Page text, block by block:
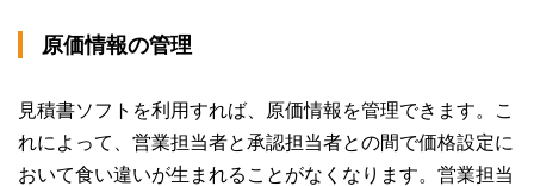
原価情報の管理
見積書ソフトを利用すれば、原価情報を管理できます。こ
れによって、営業担当者と承認担当者との間で価格設定に
おいて食い違いが生まれることがなくなります。営業担当